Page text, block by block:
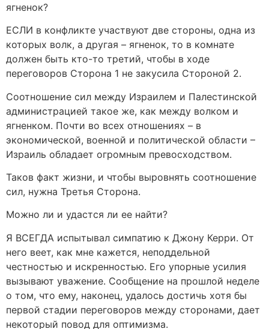
ягненок?
ЕСЛИ в конфликте участвуют две стороны, одна из
которых волк, а другая – ягненок, то в комнате
должен быть кто-то третий, чтобы в ходе
переговоров Сторона 1 не закусила Стороной 2.
Соотношение сил между Израилем и Палестинской
администрацией такое же, как между волком и
ягненком. Почти во всех отношениях – в
экономической, военной и политической области –
Израиль обладает огромным превосходством.
Таков факт жизни, и чтобы выровнять соотношение
сил, нужна Третья Сторона.
Можно ли и удастся ли ее найти?
Я ВСЕГДА испытывал симпатию к Джону Керри. От
него веет, как мне кажется, неподдельной
честностью и искренностью. Его упорные усилия
вызывают уважение. Сообщение на прошлой неделе
о том, что ему, наконец, удалось достичь хотя бы
первой стадии переговоров между сторонами, дает
некоторый повод для оптимизма.